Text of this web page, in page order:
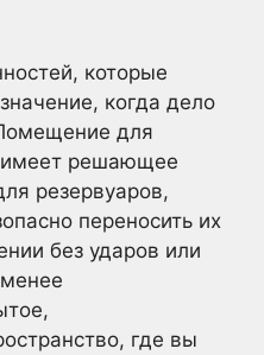
которые
когда дело
для
имеет решающее
резервуаров,
переносить их
без ударов или
где вы